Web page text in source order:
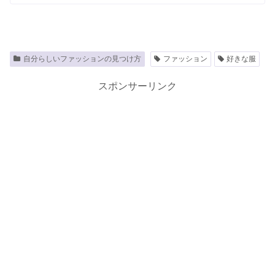
自分らしいファッションの見つけ方 ファッション 好きな服
スポンサーリンク